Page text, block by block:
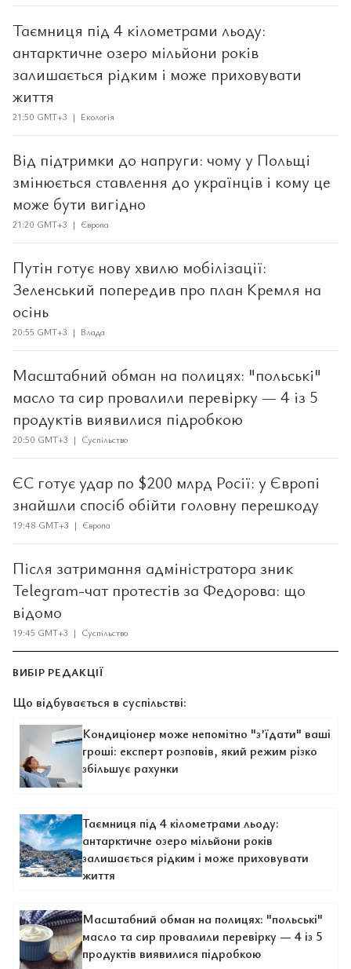
Таємниця під 4 кілометрами льоду:
антарктичне озеро мільйони років
залишається рідким і може приховувати
життя
21:50 GMT+3 | Екологія
Від підтримки до напруги: чому у Польщі
змінюється ставлення до українців і кому це
може бути вигідно
21:20 GMT+3 | Європа
Путін готує нову хвилю мобілізації:
Зеленський попередив про план Кремля на
осінь
20:55 GMT+3 | Влада
Масштабний обман на полицях: "польські"
масло та сир провалили перевірку — 4 із 5
продуктів виявилися підробкою
20:50 GMT+3 | Суспільство
ЄС готує удар по $200 млрд Росії: у Європі
знайшли спосіб обійти головну перешкоду
19:48 GMT+3 | Європа
Після затримання адміністратора зник
Telegram-чат протестів за Федорова: що
відомо
19:45 GMT+3 | Суспільство
ВИБІР РЕДАКЦІЇ
Що відбувається в суспільстві:
Кондиціонер може непомітно "з’їдати" ваші
гроші: експерт розповів, який режим різко
збільшує рахунки
Таємниця під 4 кілометрами льоду:
антарктичне озеро мільйони років
залишається рідким і може приховувати
життя
Масштабний обман на полицях: "польські"
масло та сир провалили перевірку — 4 із 5
продуктів виявилися підробкою